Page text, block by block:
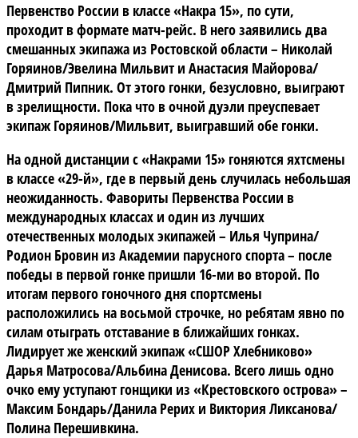
Первенство России в классе «Накра 15», по сути,
проходит в формате матч-рейс. В него заявились два
смешанных экипажа из Ростовской области – Николай
Горяинов/Эвелина Мильвит и Анастасия Майорова/
Дмитрий Пипник. От этого гонки, безусловно, выиграют
в зрелищности. Пока что в очной дуэли преуспевает
экипаж Горяинов/Мильвит, выигравший обе гонки.
На одной дистанции с «Накрами 15» гоняются яхтсмены
в классе «29-й», где в первый день случилась небольшая
неожиданность. Фавориты Первенства России в
международных классах и один из лучших
отечественных молодых экипажей – Илья Чуприна/
Родион Бровин из Академии парусного спорта – после
победы в первой гонке пришли 16-ми во второй. По
итогам первого гоночного дня спортсмены
расположились на восьмой строчке, но ребятам явно по
силам отыграть отставание в ближайших гонках.
Лидирует же женский экипаж «СШОР Хлебниково»
Дарья Матросова/Альбина Денисова. Всего лишь одно
очко ему уступают гонщики из «Крестовского острова» –
Максим Бондарь/Данила Рерих и Виктория Ликсанова/
Полина Перешивкина.